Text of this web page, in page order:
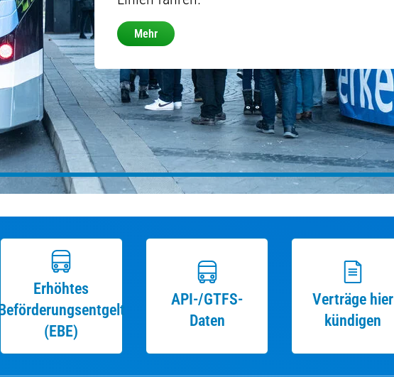
Mehr
Erhöhtes
Beförderungsentgelt
(EBE)
API-/GTFS-
Daten
Verträge hier
kündigen